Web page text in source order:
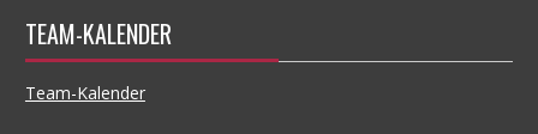
TEAM-KALENDER
Team-Kalender